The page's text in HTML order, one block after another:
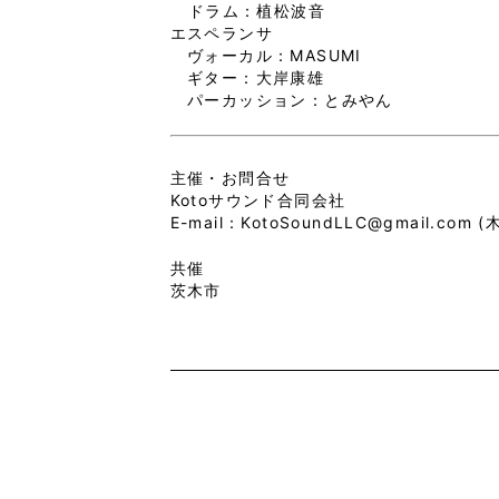
ドラム：植松波音
エスペランサ
ヴォーカル：MASUMI
ギター：大岸康雄
パーカッション：とみやん
主催・お問合せ
Kotoサウンド合同会社
E-mail：KotoSoundLLC@gmail.com (
共催
茨木市